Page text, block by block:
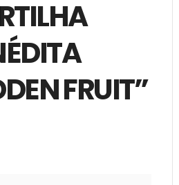
FRUIT”